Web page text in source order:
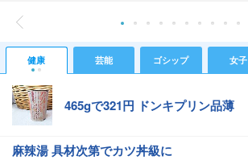
健康 芸能 ゴシップ 女子
465gで321円 ドンキプリン品薄
麻辣湯 具材次第でカツ丼級に